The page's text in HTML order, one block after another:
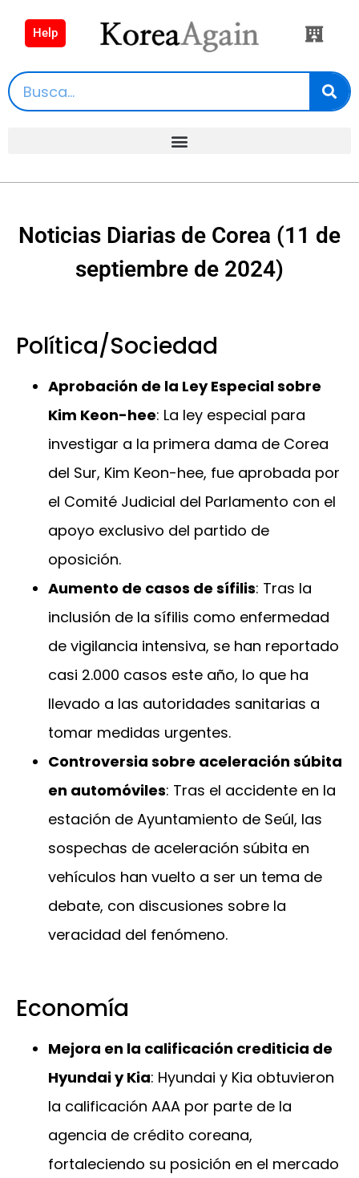
Help
Noticias Diarias de Corea (11 de
septiembre de 2024)
Política/Sociedad
Aprobación de la Ley Especial sobre
Kim Keon-hee: La ley especial para
investigar a la primera dama de Corea
del Sur, Kim Keon-hee, fue aprobada por
el Comité Judicial del Parlamento con el
apoyo exclusivo del partido de
oposición.
Aumento de casos de sífilis: Tras la
inclusión de la sífilis como enfermedad
de vigilancia intensiva, se han reportado
casi 2.000 casos este año, lo que ha
llevado a las autoridades sanitarias a
tomar medidas urgentes.
Controversia sobre aceleración súbita
en automóviles: Tras el accidente en la
estación de Ayuntamiento de Seúl, las
sospechas de aceleración súbita en
vehículos han vuelto a ser un tema de
debate, con discusiones sobre la
veracidad del fenómeno.
Economía
Mejora en la calificación crediticia de
Hyundai y Kia: Hyundai y Kia obtuvieron
la calificación AAA por parte de la
agencia de crédito coreana,
fortaleciendo su posición en el mercado